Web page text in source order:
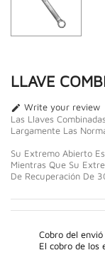
LLAVE
 Write your review
Las Llaves
Largamente Las
Su Extremo Abierto
Mientras Que Su
De Recuperación De
Cobro del
El cobro de los